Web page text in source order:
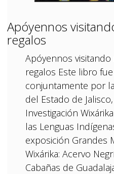
Apóyennos
regalos
Apóyennos
regalos Este libro
conjuntamente por
del Estado de
Investigación
las Lenguas
exposición Grandes
Wixárika: Acervo
Cabañas de